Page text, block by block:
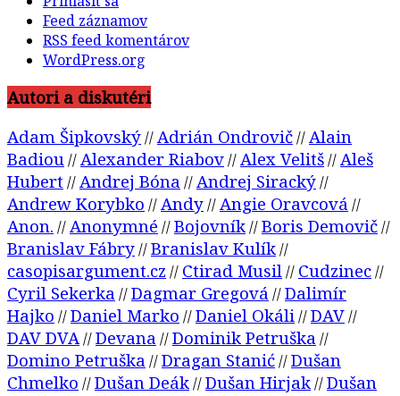
Feed záznamov
RSS feed komentárov
WordPress.org
Autori a diskutéri
Adam Šipkovský//Adrián Ondrovič//Alain
Badiou//Alexander Riabov//Alex Velitš//Aleš
Hubert//Andrej Bóna //Andrej Siracký//
Andrew Korybko //Andy//Angie Oravcová //
Anon. //Anonymné //Bojovník//Boris Demovič//
Branislav Fábry//Branislav Kulík//
casopisargument.cz // Ctirad Musil// Cudzinec//
Cyril Sekerka //Dagmar Gregová //Dalimír
Hajko //Daniel Marko //Daniel Okáli//DAV//
DAV DVA//Devana //Dominik Petruška //
Domino Petruška //Dragan Stanić//Dušan
Chmelko //Dušan Deák//Dušan Hirjak//Dušan